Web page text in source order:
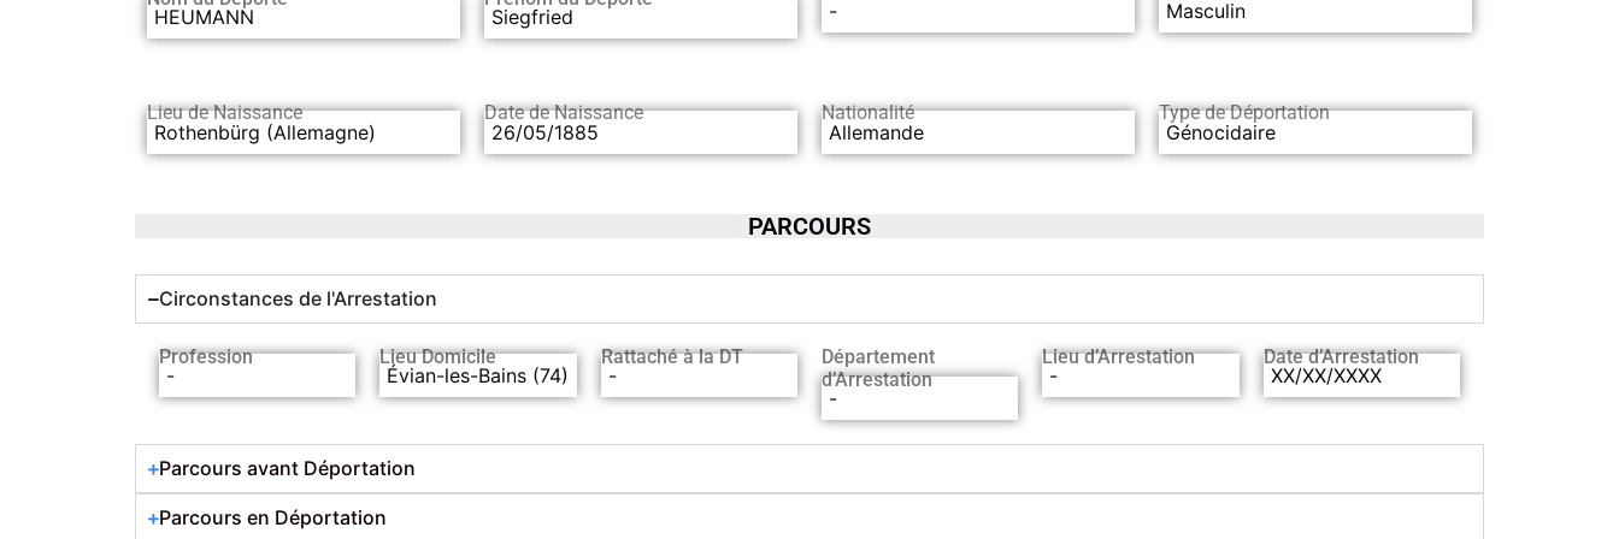
HEUMANN Siegfried - Masculin
Lieu de Naissance
Rothenbürg (Allemagne)
Date de Naissance
26/05/1885
Nationalité
Allemande
Type de Déportation
Génocidaire
PARCOURS
Circonstances de l'Arrestation
Profession
-
Lieu Domicile
Évian-les-Bains (74)
Rattaché à la DT
-
Département
d’Arrestation
-
Lieu d’Arrestation
-
Date d’Arrestation
XX/XX/XXXX
Parcours avant Déportation
Parcours en Déportation